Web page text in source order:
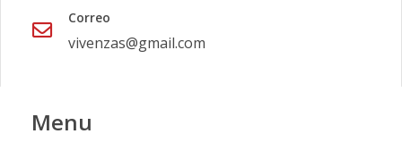
Correo
vivenzas@gmail.com
Menu